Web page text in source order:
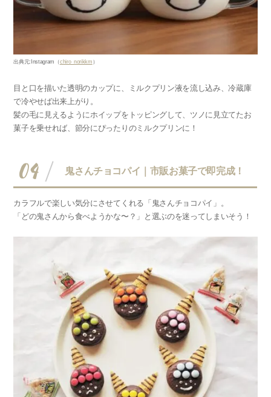
出典元:Instagram （chiro_norikkm ）
目と口を描いた透明のカップに、ミルクプリン液を流し込み、冷蔵庫
で冷やせば出来上がり。
髪の毛に見えるようにホイップをトッピングして、ツノに見立てたお
菓子を乗せれば、節分にぴったりのミルクプリンに！
04 鬼さんチョコパイ｜市販お菓子で即完成！
カラフルで楽しい気分にさせてくれる「鬼さんチョコパイ」。
「どの鬼さんから食べようかな〜？」と選ぶのを迷ってしまいそう！